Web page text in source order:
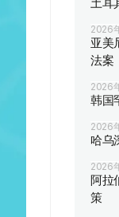
2026
亚美
法案
2026
韩国
2026
哈乌
2026
阿拉
策